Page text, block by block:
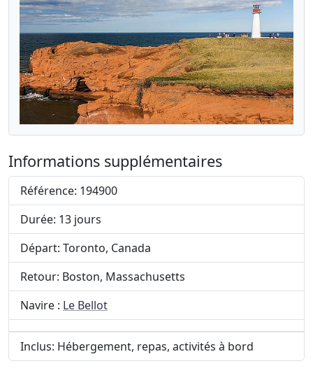
Informations supplémentaires
Référence: 194900
Durée: 13 jours
Départ: Toronto, Canada
Retour: Boston, Massachusetts
Navire : Le Bellot
Inclus: Hébergement, repas, activités à bord